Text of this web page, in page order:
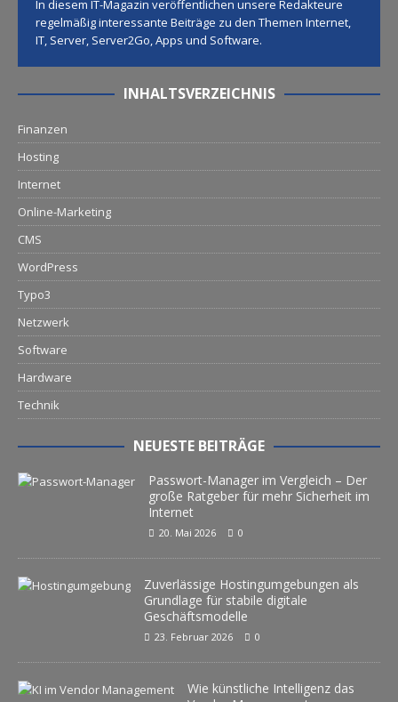
In diesem IT-Magazin veröffentlichen unsere Redakteure
regelmäßig interessante Beiträge zu den Themen Internet,
IT, Server, Server2Go, Apps und Software.
INHALTSVERZEICHNIS
Finanzen
Hosting
Internet
Online-Marketing
CMS
WordPress
Typo3
Netzwerk
Software
Hardware
Technik
NEUESTE BEITRÄGE
Passwort-Manager im Vergleich – Der
große Ratgeber für mehr Sicherheit im
Internet
20. Mai 2026 0
Zuverlässige Hostingumgebungen als
Grundlage für stabile digitale
Geschäftsmodelle
23. Februar 2026 0
Wie künstliche Intelligenz das